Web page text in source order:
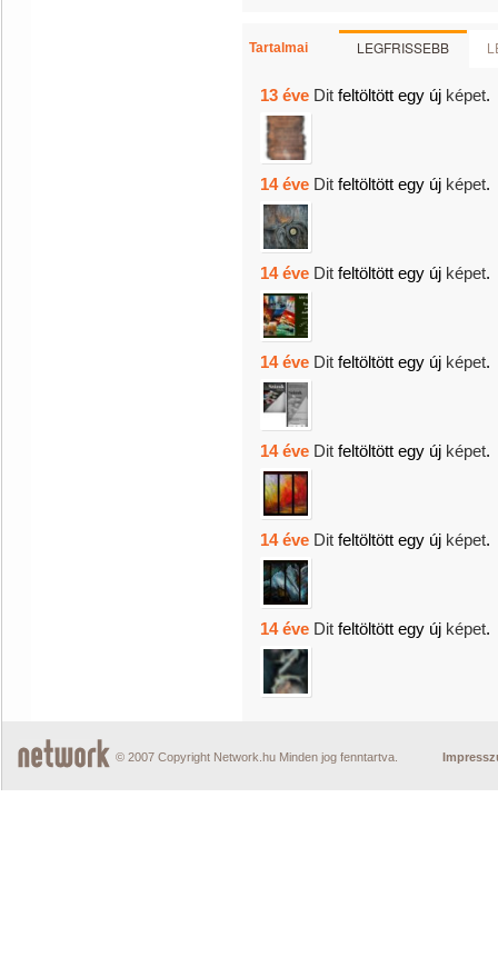
Tartalmai LEGFRISSEBB
13 éve Dit feltöltött egy új képet.
14 éve Dit feltöltött egy új képet.
14 éve Dit feltöltött egy új képet.
14 éve Dit feltöltött egy új képet.
14 éve Dit feltöltött egy új képet.
14 éve Dit feltöltött egy új képet.
14 éve Dit feltöltött egy új képet.
© 2007 Copyright Network.hu Minden jog fenntartva.